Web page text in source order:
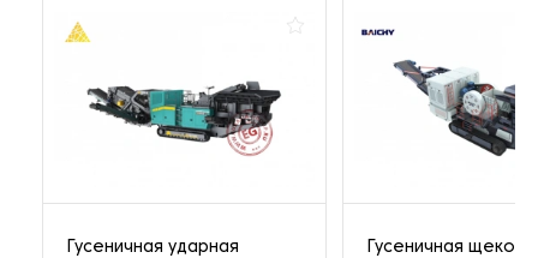
Гусеничная ударная
Гусеничная